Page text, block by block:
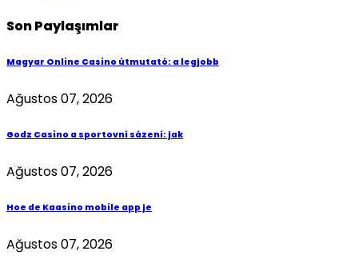
Son Paylaşımlar
Magyar Online Casino útmutató: a legjobb
Ağustos 07, 2026
Godz Casino a sportovní sázení: jak
Ağustos 07, 2026
Hoe de Kaasino mobile app je
Ağustos 07, 2026